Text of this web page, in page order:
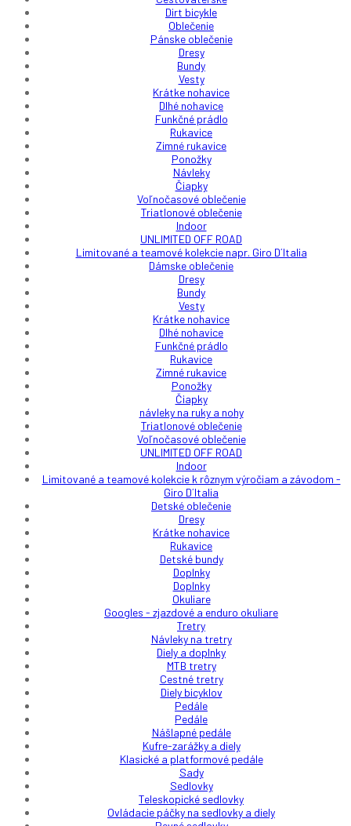
Dirt bicykle
Oblečenie
Pánske oblečenie
Dresy
Bundy
Vesty
Krátke nohavice
Dlhé nohavice
Funkčné prádlo
Rukavice
Zimné rukavice
Ponožky
Návleky
Čiapky
Voľnočasové oblečenie
Triatlonové oblečenie
Indoor
UNLIMITED OFF ROAD
Limitované a teamové kolekcie napr. Giro D´Italia
Dámske oblečenie
Dresy
Bundy
Vesty
Krátke nohavice
Dlhé nohavice
Funkčné prádlo
Rukavice
Zimné rukavice
Ponožky
Čiapky
návleky na ruky a nohy
Triatlonové oblečenie
Voľnočasové oblečenie
UNLIMITED OFF ROAD
Indoor
Limitované a teamové kolekcie k rôznym výročiam a závodom -
Giro D´Italia
Detské oblečenie
Dresy
Krátke nohavice
Rukavice
Detské bundy
Doplnky
Doplnky
Okuliare
Googles - zjazdové a enduro okuliare
Tretry
Návleky na tretry
Diely a doplnky
MTB tretry
Cestné tretry
Diely bicyklov
Pedále
Pedále
Nášlapné pedále
Kufre-zarážky a diely
Klasické a platformové pedále
Sady
Sedlovky
Teleskopické sedlovky
Ovládacie páčky na sedlovky a diely